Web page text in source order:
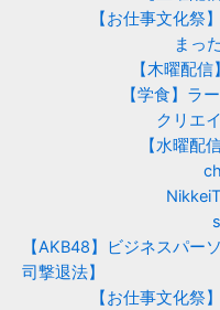
【お仕事文化祭
まっ
【木曜配
【学食】ラ
クリエ
【水曜配
【AKB48】ビジネスパー
司撃退法】
【お仕事文化祭